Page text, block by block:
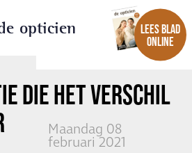
opticien
LEES BLAD
ONLINE
DIE HET VERSCHIL
Maandag 08
februari 2021